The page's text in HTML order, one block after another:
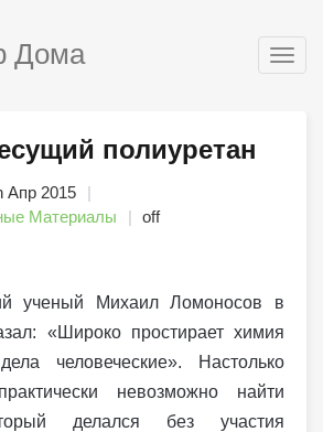
Дома
полиуретан
Апр 2015
Материалы
off
ученый Михаил Ломоносов в
«Широко простирает химия
человеческие». Настолько
невозможно найти
делался без участия